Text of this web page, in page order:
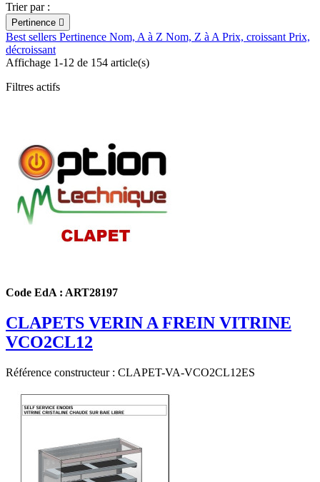
Trier par :
Pertinence 
Best sellers Pertinence Nom, A à Z Nom, Z à APrix, croissantPrix,
décroissant
Affichage 1-12 de 154 article(s)
Filtres actifs
Code EdA : ART28197
CLAPETS VERIN A FREIN VITRINE
VCO2CL12
Référence constructeur : CLAPET-VA-VCO2CL12ES